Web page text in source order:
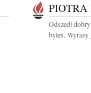
Odszedł
byłeś. Wyrazy